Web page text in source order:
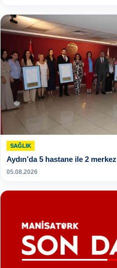
SAĞLIK
Aydın’da 5 hastane ile 2
05.08.2026